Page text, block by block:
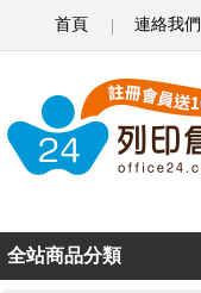
首頁 連絡我們
光
筆
全站商品分類